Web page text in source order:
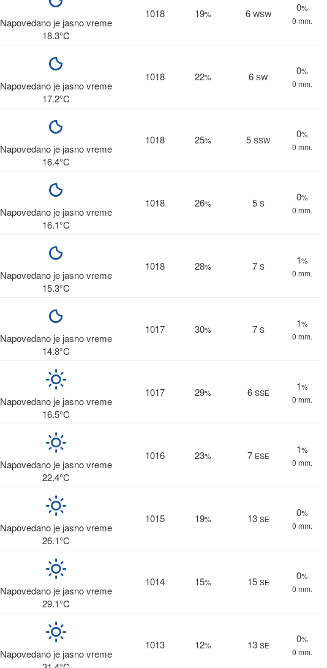
Napovedano je jasno vreme
18.3°C
1018 19% 6 WSW
0%
0 mm.
Napovedano je jasno vreme
17.2°C
1018 22% 6 SW
0%
0 mm.
Napovedano je jasno vreme
16.4°C
1018 25% 5 SSW
0%
0 mm.
Napovedano je jasno vreme
16.1°C
1018 26% 5 S
0%
0 mm.
Napovedano je jasno vreme
15.3°C
1018 28% 7 S
1%
0 mm.
Napovedano je jasno vreme
14.8°C
1017 30% 7 S
1%
0 mm.
Napovedano je jasno vreme
16.5°C
1017 29% 6 SSE
1%
0 mm.
Napovedano je jasno vreme
22.4°C
1016 23% 7 ESE
1%
0 mm.
Napovedano je jasno vreme
26.1°C
1015 19% 13 SE
0%
0 mm.
Napovedano je jasno vreme
29.1°C
1014 15% 15 SE
0%
0 mm.
Napovedano je jasno vreme
1013 12% 13 SE
0%
0 mm.